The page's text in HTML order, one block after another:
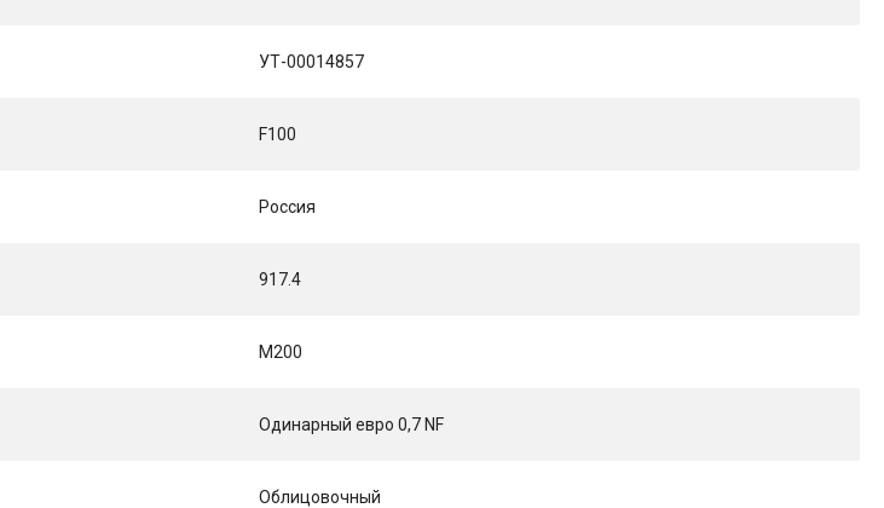
УТ-00014857
F100
Россия
917.4
М200
Одинарный eвро 0,7 NF
Облицовочный